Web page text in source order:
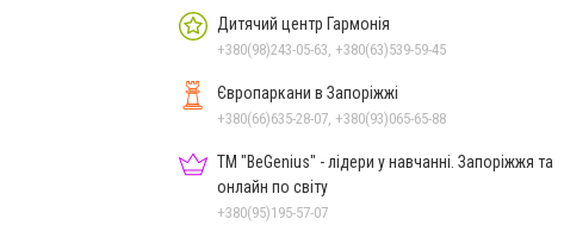
Дитячий центр Гармонія
+380(98)243-05-63, +380(63)539-59-45
Європаркани в Запоріжжі
+380(66)635-28-07, +380(93)065-65-88
ТМ "BeGenius" - лідери у навчанні. Запоріжжя та
онлайн по світу
+380(95)195-57-07